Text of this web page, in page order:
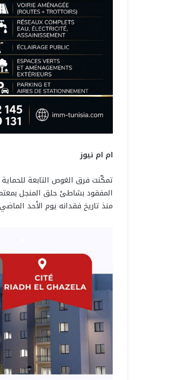
ام ام نيوز
تمكّنت فرق الغوص التابعة
المفقود بشاطئ حلق المنجل
منذ تاريخ فقدانه يوم الأحد الماضي